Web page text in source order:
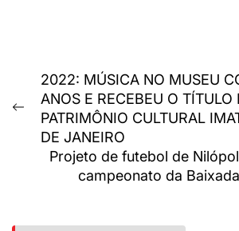
Navegação
de
Post
Previous
post:
2022: MÚSICA NO MUSEU
ANOS E RECEBEU O TÍTULO
PATRIMÔNIO CULTURAL
DE JANEIRO
Projeto de futebol de
campeonato da